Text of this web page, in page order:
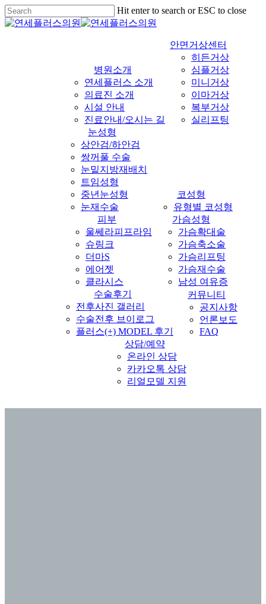
Skip
to
main
Hit enter to search or ESC to close
Close
병원소개
연세플러스 소개
의료진 소개
시설 안내
진료안내/오시는 길
안면거상센터
히든거상
심플거상
미니거상
이마거상
복부거상
실리프팅
눈성형
상안검/하안검
쌍꺼풀 수술
눈밑지방재배치
트임성형
중년눈성형
눈재수술
코성형
유형별 코성형
피부
울쎄라피프라임
슈링크
더마S
에어젯
클라시스
가슴성형
가슴확대술
가슴축소술
가슴리프팅
가슴재수술
남성 여유증
수술후기
전후사진 갤러리
수술전후 브이로그
플러스(+) MODEL 후기
커뮤니티
공지사항
언론보도
FAQ
상담/예약
온라인 상담
카카오톡 상담
리얼모델 지원